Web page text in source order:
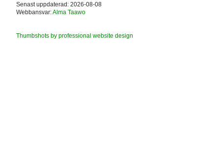
Senast uppdaterad: 2026-08-08
Webbansvar:Alma Taawo
Thumbshots by professional website design